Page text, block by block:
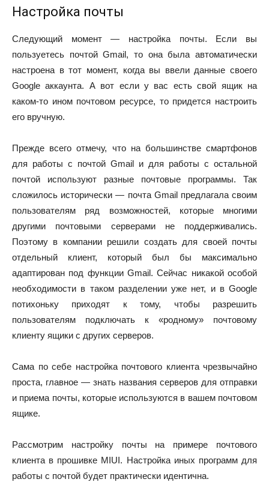
Настройка почты
Следующий момент — настройка почты. Если вы
пользуетесь почтой Gmail, то она была автоматически
настроена в тот момент, когда вы ввели данные своего
Google аккаунта. А вот если у вас есть свой ящик на
каком-то ином почтовом ресурсе, то придется настроить
его вручную.
Прежде всего отмечу, что на большинстве смартфонов
для работы с почтой Gmail и для работы с остальной
почтой используют разные почтовые программы. Так
сложилось исторически — почта Gmail предлагала своим
пользователям ряд возможностей, которые многими
другими почтовыми серверами не поддерживались.
Поэтому в компании решили создать для своей почты
отдельный клиент, который был бы максимально
адаптирован под функции Gmail. Сейчас никакой особой
необходимости в таком разделении уже нет, и в Google
потихоньку приходят к тому, чтобы разрешить
пользователям подключать к «родному» почтовому
клиенту ящики с других серверов.
Сама по себе настройка почтового клиента чрезвычайно
проста, главное — знать названия серверов для отправки
и приема почты, которые используются в вашем почтовом
ящике.
Рассмотрим настройку почты на примере почтового
клиента в прошивке MIUI. Настройка иных программ для
работы с почтой будет практически идентична.